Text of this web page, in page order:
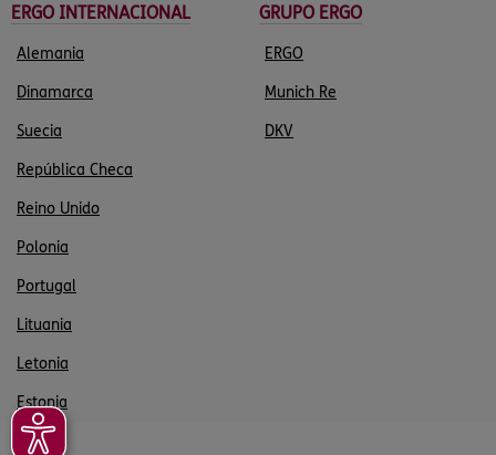
ERGO INTERNACIONAL
GRUPO ERGO
Alemania ERGO
Dinamarca Munich Re
Suecia DKV
República Checa
Reino Unido
Polonia
Portugal
Lituania
Letonia
Estonia